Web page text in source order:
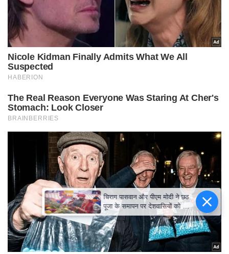
चिराग पासवान और पीएम मोदी ने छठ
पूजा के समापन पर देशवासियों को दी
शुभकामनाएं, छठी मैया से देश की
समृद्धि की कामना की